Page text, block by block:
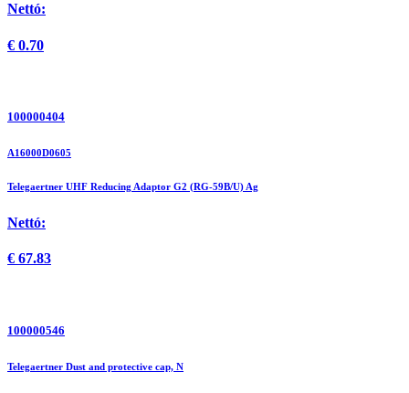
Nettó:
€ 0.70
100000404
A16000D0605
Telegaertner UHF Reducing Adaptor G2 (RG-59B/U) Ag
Nettó:
€ 67.83
100000546
Telegaertner Dust and protective cap, N